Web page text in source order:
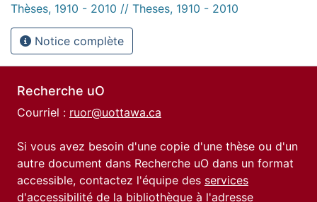
Thèses, 1910 - 2010 // Theses, 1910 - 2010
Notice complète
Recherche uO
Courriel : ruor@uottawa.ca
Si vous avez besoin d'une copie d'une thèse ou d'un
autre document dans Recherche uO dans un format
accessible, contactez l'équipe des services
d'accessibilité de la bibliothèque à l'adresse